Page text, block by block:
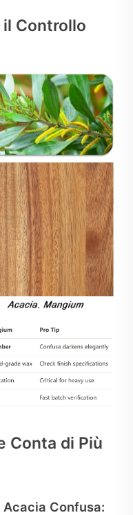
Controllo
Conta di Più
Confusa: